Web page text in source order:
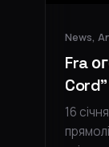
News,
Fra
16